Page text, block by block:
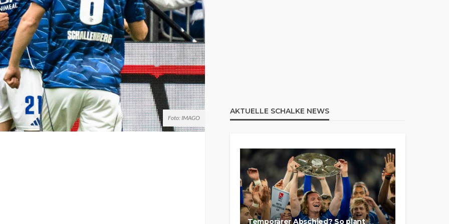
Foto: IMAGO
AKTUELLE SCHALKE NEWS
Temporärer Abschied? So plant